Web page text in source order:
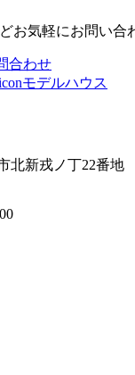
お気軽にお問い合
合わせ
モデルハウス
北新戎ノ丁22番地